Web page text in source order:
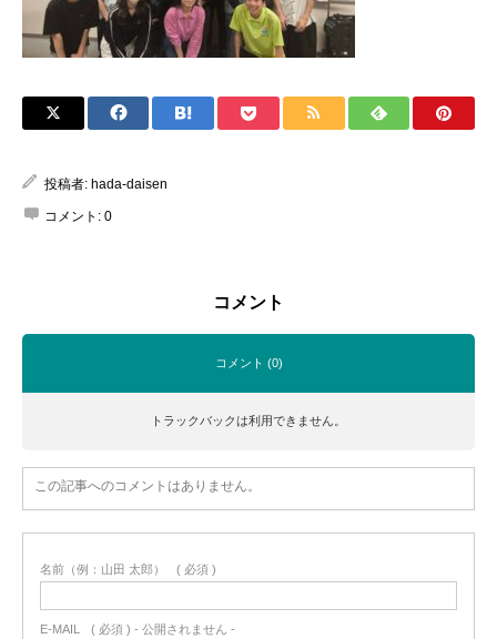
投稿者: hada-daisen
コメント: 0
コメント
コメント (0)
トラックバックは利用できません。
この記事へのコメントはありません。
名前（例：山田 太郎） ( 必須 )
E-MAIL ( 必須 ) - 公開されません -